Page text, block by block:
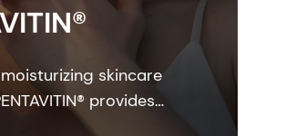
skincare
provides
to all facial areas,